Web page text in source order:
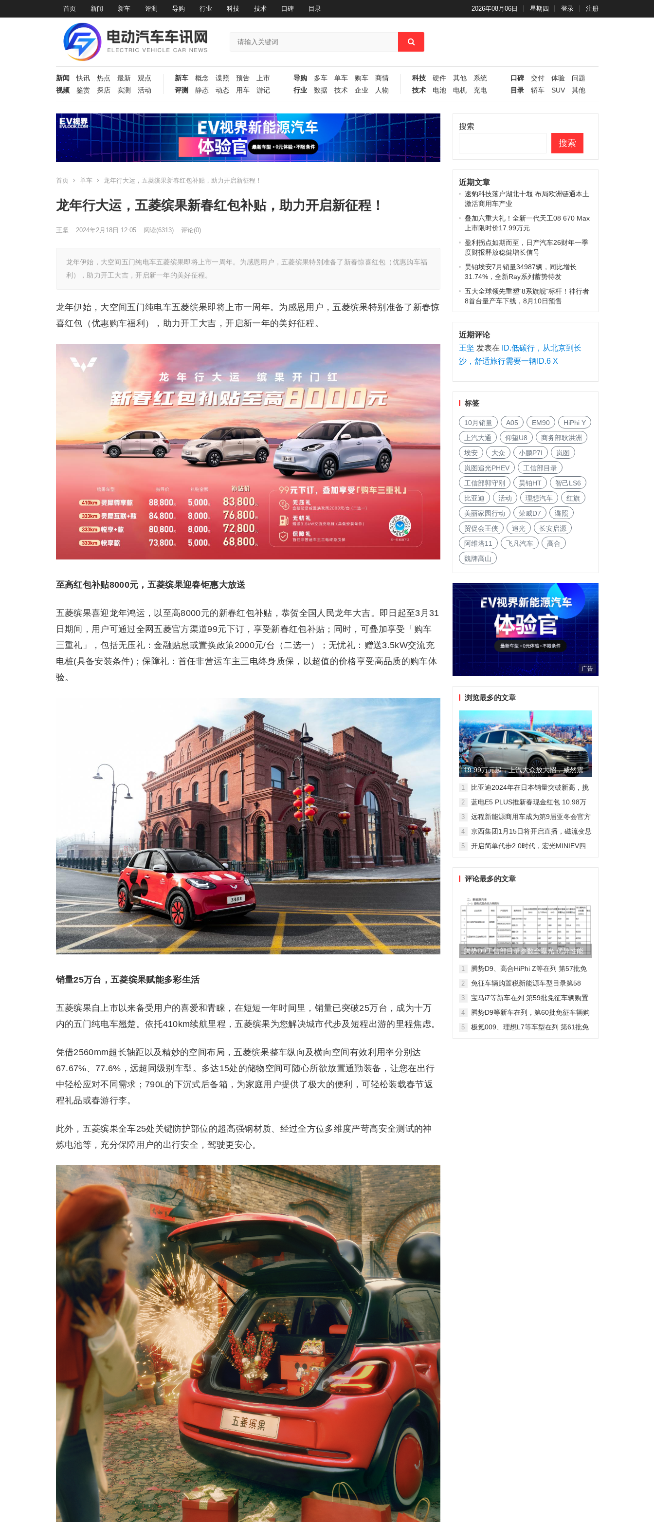
首页 新闻 新车 评测 导购 行业 科技 技术 口碑 目录 2026年08月06日 星期四 登录 注册
新闻 快讯 热点 最新
观点
视频
鉴赏 探店 实测 活动
新车 概念 谍照 预告
上市
评测
静态 动态 用车 游记
导购 多车 单车 购车
商情
行业
数据 技术 企业 人物
科技 硬件 其他
系统
技术
电池 电机 充电
口碑 交付 体验
问题
目录
轿车 SUV 其他
首页 单车 龙年行大运，五菱缤果新春红包补贴，助力开启新征程！
龙年行大运，五菱缤果新春红包补贴，助力开启新征程！
王坚 2024年2月18日 12:05 阅读(6313) 评论(0)
龙年伊始，大空间五门纯电车五菱缤果即将上市一周年。为感恩用户，五菱缤果特别准备了新春惊喜红包（优惠购车福
利），助力开工大吉，开启新一年的美好征程。
龙年伊始，大空间五门纯电车五菱缤果即将上市一周年。为感恩用户，五菱缤果特别准备了新春惊
喜红包（优惠购车福利），助力开工大吉，开启新一年的美好征程。
至高红包补贴8000元，五菱缤果迎春钜惠大放送
五菱缤果喜迎龙年鸿运，以至高8000元的新春红包补贴，恭贺全国人民龙年大吉。即日起至3月31
日期间，用户可通过全网五菱官方渠道99元下订，享受新春红包补贴；同时，可叠加享受「购车
三重礼」，包括无压礼：金融贴息或置换政策2000元/台（二选一）；无忧礼：赠送3.5kW交流充
电桩(具备安装条件)；保障礼：首任非营运车主三电终身质保，以超值的价格享受高品质的购车体
验。
销量25万台，五菱缤果赋能多彩生活
五菱缤果自上市以来备受用户的喜爱和青睐，在短短一年时间里，销量已突破25万台，成为十万
内的五门纯电车翘楚。依托410km续航里程，五菱缤果为您解决城市代步及短程出游的里程焦虑。
凭借2560mm超长轴距以及精妙的空间布局，五菱缤果整车纵向及横向空间有效利用率分别达
67.67%、77.6%，远超同级别车型。多达15处的储物空间可随心所欲放置通勤装备，让您在出行
中轻松应对不同需求；790L的下沉式后备箱，为家庭用户提供了极大的便利，可轻松装载春节返
程礼品或春游行李。
此外，五菱缤果全车25处关键防护部位的超高强钢材质、经过全方位多维度严苛高安全测试的神
炼电池等，充分保障用户的出行安全，驾驶更安心。
搜索
搜索
近期文章
速豹科技落户湖北十堰 布局欧洲链通本土
激活商用车产业
叠加六重大礼！全新一代天工08 670 Max
上市限时价17.99万元
盈利拐点如期而至，日产汽车26财年一季
度财报释放稳健增长信号
昊铂埃安7月销量34987辆，同比增长
31.74%，全新Ray系列蓄势待发
五大全球领先重塑“8系旗舰”标杆！神行者
8首台量产车下线，8月10日预售
近期评论
王坚 发表在
ID.低碳行，从北京到长
沙，舒适旅行需要一辆ID.6 X
标签
10月销量 A05 EM90
HiPhi Y
上汽大通
仰望U8
商务部耿洪洲
埃安
大众 小鹏P7I
岚图
岚图追光PHEV
工信部目录
工信部郭守刚
昊铂HT
智己LS6
比亚迪
活动 理想汽车
红旗
美丽家园行动
荣威D7
谍照
贸促会王侠
追光
长安启源
阿维塔11
飞凡汽车
高合
魏牌高山
广告
浏览最多的文章
19.99万元起，上汽大众放大招，威然震
撼全场
1
比亚迪2024年在日本销量突破新高，挑
2
蓝电E5 PLUS推新春现金红包 10.98万
3
远程新能源商用车成为第9届亚冬会官方
线
4
京西集团1月15日将开启直播，磁流变悬
5
开启简单代步2.0时代，宏光MINIEV四
评论最多的文章
腾势D9工信部目录参数全曝光 优异性能
得以印证
1
腾势D9、高合HiPhi Z等在列 第57批免
2
免征车辆购置税新能源车型目录第58
3
宝马i7等新车在列 第59批免征车辆购置
4
腾势D9等新车在列，第60批免征车辆购
5
极氪009、理想L7等车型在列 第61批免